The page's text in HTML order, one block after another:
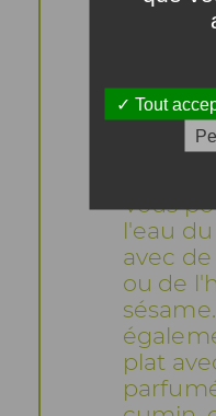
Vous
l'eau
avec
ou de
plat
Tout